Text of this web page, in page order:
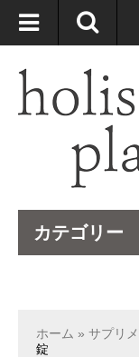
自然療法大国のオー
ロパスが厳選したサ
カテゴリー
ホーム » サプリ
錠